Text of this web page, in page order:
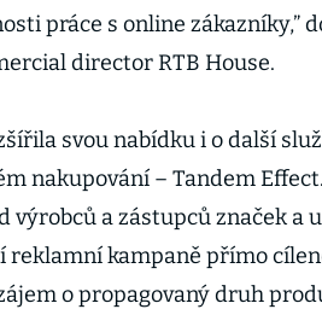
práce s online zákazníky,”
director RTB House.
svou nabídku i o další
nakupování – Tandem
výrobců a zástupců značek a
reklamní kampaně přímo
o propagovaný druh